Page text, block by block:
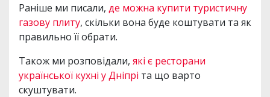
Раніше ми писали, де можна купити туристичну
газову плиту, скільки вона буде коштувати та як
правильно її обрати.
Також ми розповідали, які є ресторани
української кухні у Дніпрі та що варто
скуштувати.